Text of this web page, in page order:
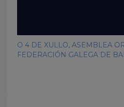
O 4 DE XULLO, ASEMBLEA
FEDERACIÓN GALEGA DE